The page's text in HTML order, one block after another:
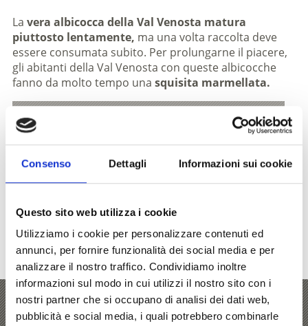
Consenso Dettagli Informazioni sui cookie
Questo sito web utilizza i cookie
Utilizziamo i cookie per personalizzare contenuti ed
annunci, per fornire funzionalità dei social media e per
analizzare il nostro traffico. Condividiamo inoltre
informazioni sul modo in cui utilizzi il nostro sito con i
nostri partner che si occupano di analisi dei dati web,
pubblicità e social media, i quali potrebbero combinarle
La vera albicocca della Val Venosta matura
piuttosto lentamente, ma una volta raccolta deve
essere consumata subito. Per prolungarne il piacere,
gli abitanti della Val Venosta con queste albicocche
fanno da molto tempo una squisita marmellata.
V
Info
Ulteriori informazioni delle
albicocche della Val Venosta